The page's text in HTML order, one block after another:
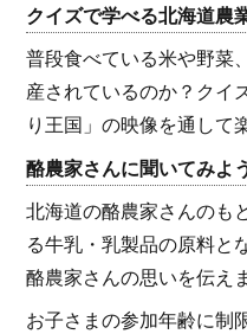
クイズで学べる北海道農
普段食べている米や野菜
産されているのか？クイ
り王国」の映像を通して
酪農家さんに聞いてみよ
北海道の酪農家さんのも
る牛乳・乳製品の原料と
酪農家さんの思いを伝えま
お子さまの参加年齢に制